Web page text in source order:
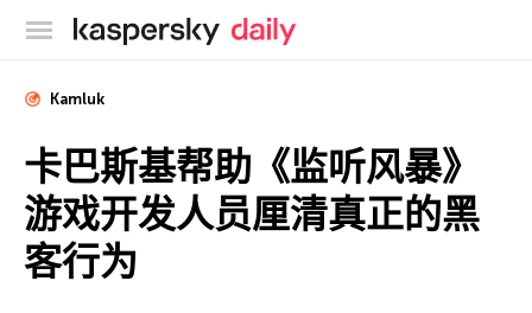
卡巴斯基官方博客
Kamluk
卡巴斯基帮助《监听风暴》
游戏开发人员厘清真正的黑
客行为